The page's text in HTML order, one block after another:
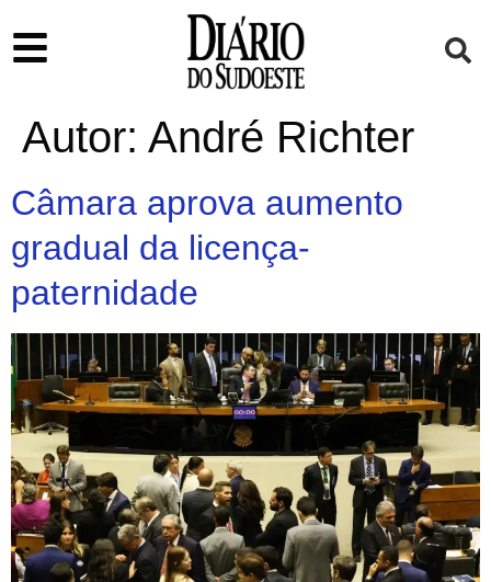
Autor: André Richter
Câmara aprova aumento
gradual da licença-
paternidade